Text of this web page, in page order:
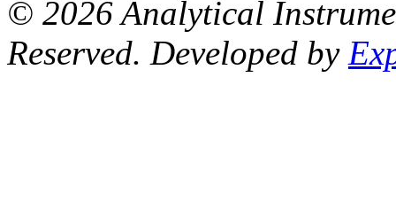
© 2026 Analytical
Reserved. Developed by